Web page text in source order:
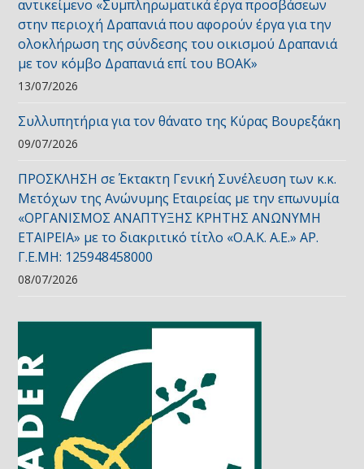
αντικείμενο «Συμπληρωματικά έργα προσβάσεων
στην περιοχή Δραπανιά που αφορούν έργα για την
ολοκλήρωση της σύνδεσης του οικισμού Δραπανιά
με τον κόμβο Δραπανιά επί του ΒΟΑΚ»
13/07/2026
Συλλυπητήρια για τον θάνατο της Κύρας Βουρεξάκη
09/07/2026
ΠΡΟΣΚΛΗΣΗ σε Έκτακτη Γενική Συνέλευση των κ.κ.
Μετόχων της Ανώνυμης Εταιρείας με την επωνυμία
«ΟΡΓΑΝΙΣΜΟΣ ΑΝΑΠΤΥΞΗΣ ΚΡΗΤΗΣ ΑΝΩΝΥΜΗ
ΕΤΑΙΡΕΙΑ» με το διακριτικό τίτλο «Ο.Α.Κ. Α.Ε.» ΑΡ.
Γ.Ε.ΜΗ: 125948458000
08/07/2026